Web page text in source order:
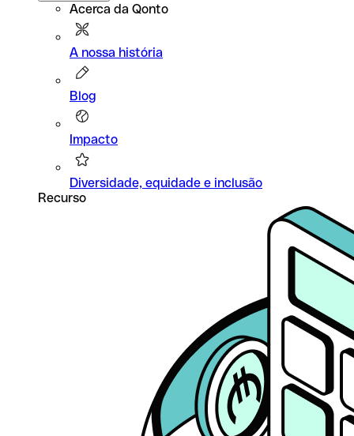
Acerca da Qonto
A nossa história
Blog
Impacto
Diversidade, equidade e inclusão
Recurso